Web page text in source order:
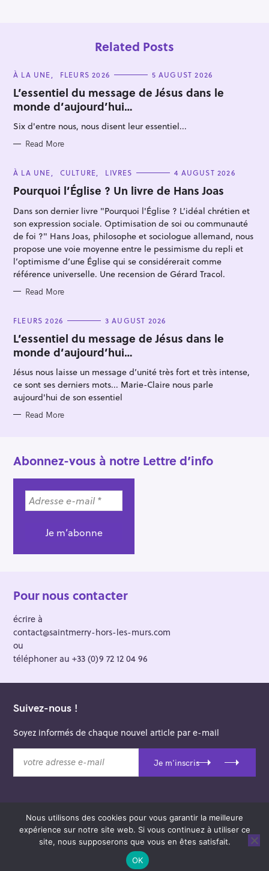
Related Posts
C
T
E
G
O
R
I
S
À LA UNE FLEURS 2026 5 AUGUST 2026
L’essentiel du message de Jésus dans le
monde d’aujourd’hui…
Six d'entre nous, nous disent leur essentiel...
Read More
C
T
E
O
I
E
S
À LA UNE CULTURE LIVRES 4 AUGUST 2026
Pourquoi l’Église ? Un livre de Hans Joas
Dans son dernier livre "Pourquoi l'Église ? L’idéal chrétien et
son expression sociale. Optimisation de soi ou communauté
de foi ?" Hans Joas, philosophe et sociologue allemand, nous
propose une voie moyenne entre le pessimisme du repli et
l’optimisme d’une Église qui se considérerait comme
référence universelle. Une recension de Gérard Tracol.
Read More
C
T
E
G
O
R
I
E
S
FLEURS 2026 3 AUGUST 2026
L’essentiel du message de Jésus dans le
monde d’aujourd’hui…
Jésus nous laisse un message d’unité très fort et très intense,
ce sont ses derniers mots... Marie-Claire nous parle
aujourd'hui de son essentiel
Read More
Abonnez-vous à notre Lettre d’info
Pour nous contacter
écrire à
contact@saintmerry-hors-les-murs.com
ou
téléphoner au +33 (0)9 72 12 04 96
Suivez-nous !
Soyez informés de chaque nouvel article par e-mail
t
Je m'inscris
© 2026 Saint-Merry Hors-les-Murs.
Theme: Felt byPixelgrade.
Nous utilisons des cookies pour vous garantir la meilleure
expérience sur notre site web. Si vous continuez à utiliser ce
site, nous supposerons que vous en êtes satisfait.
OK